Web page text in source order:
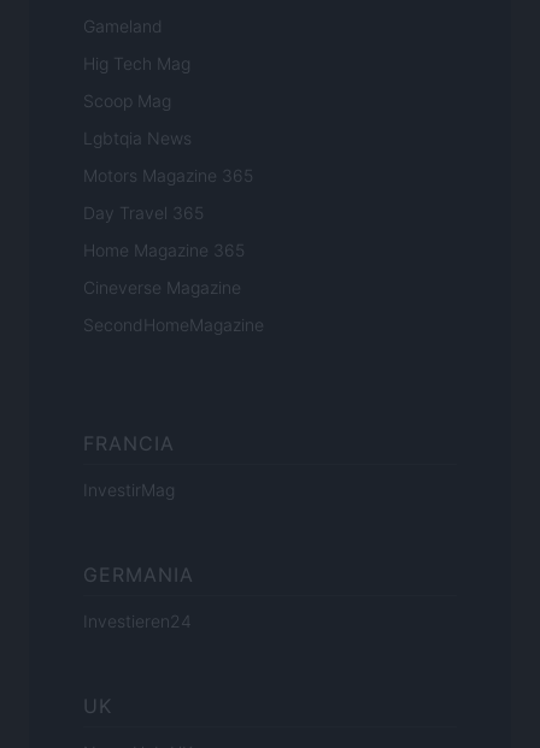
Gameland
Hig Tech Mag
Scoop Mag
Lgbtqia News
Motors Magazine 365
Day Travel 365
Home Magazine 365
Cineverse Magazine
SecondHomeMagazine
FRANCIA
InvestirMag
GERMANIA
Investieren24
UK